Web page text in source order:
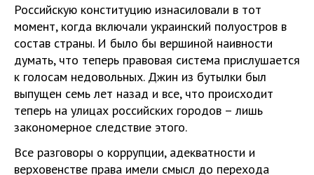
Российскую конституцию изнасиловали в тот
момент, когда включали украинский полуостров в
состав страны. И было бы вершиной наивности
думать, что теперь правовая система прислушается
к голосам недовольных. Джин из бутылки был
выпущен семь лет назад и все, что происходит
теперь на улицах российских городов – лишь
закономерное следствие этого.
Все разговоры о коррупции, адекватности и
верховенстве права имели смысл до перехода